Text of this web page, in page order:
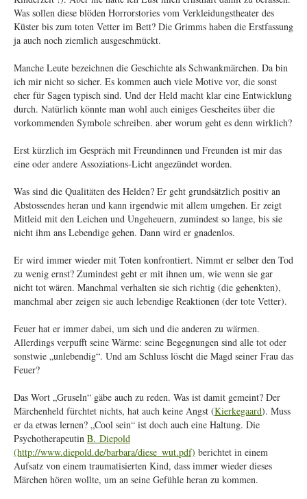
Was sollen diese blöden Horrorstories vom Verkleidungstheater des
Küster bis zum toten Vetter im Bett? Die Grimms haben die Erstfassung
ja auch noch ziemlich ausgeschmückt.
Manche Leute bezeichnen die Geschichte als Schwankmärchen. Da bin
ich mir nicht so sicher. Es kommen auch viele Motive vor, die sonst
eher für Sagen typisch sind. Und der Held macht klar eine Entwicklung
durch. Natürlich könnte man wohl auch einiges Gescheites über die
vorkommenden Symbole schreiben. aber worum geht es denn wirklich?
Erst kürzlich im Gespräch mit Freundinnen und Freunden ist mir das
eine oder andere Assoziations-Licht angezündet worden.
Was sind die Qualitäten des Helden? Er geht grundsätzlich positiv an
Abstossendes heran und kann irgendwie mit allem umgehen. Er zeigt
Mitleid mit den Leichen und Ungeheuern, zumindest so lange, bis sie
nicht ihm ans Lebendige gehen. Dann wird er gnadenlos.
Er wird immer wieder mit Toten konfrontiert. Nimmt er selber den Tod
zu wenig ernst? Zumindest geht er mit ihnen um, wie wenn sie gar
nicht tot wären. Manchmal verhalten sie sich richtig (die gehenkten),
manchmal aber zeigen sie auch lebendige Reaktionen (der tote Vetter).
Feuer hat er immer dabei, um sich und die anderen zu wärmen.
Allerdings verpufft seine Wärme: seine Begegnungen sind alle tot oder
sonstwie „unlebendig“. Und am Schluss löscht die Magd seiner Frau das
Feuer?
Das Wort „Gruseln“ gäbe auch zu reden. Was ist damit gemeint? Der
Märchenheld fürchtet nichts, hat auch keine Angst (Kierkegaard). Muss
er da etwas lernen? „Cool sein“ ist doch auch eine Haltung. Die
Psychotherapeutin B. Diepold
(http://www.diepold.de/barbara/diese_wut.pdf) berichtet in einem
Aufsatz von einem traumatisierten Kind, dass immer wieder dieses
Märchen hören wollte, um an seine Gefühle heran zu kommen.